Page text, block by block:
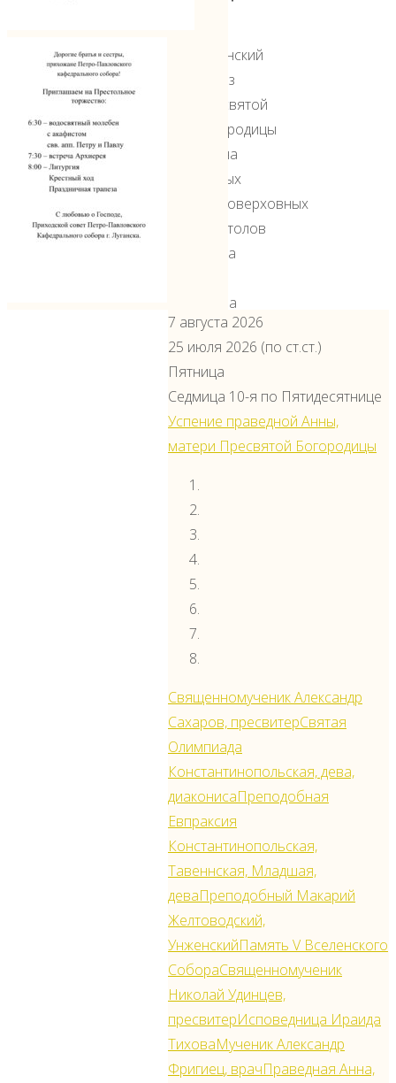
Казанский
образ
Пресвятой
Богородицы
Икона
святых
первоверховных
апостолов
Петра
Павла
с
мощами
Икона
святого
апостола
Андрея
с
мощами
епископа
Тримифунтского,
с
мощами
Икона
святителей
Нектария
Эгинского
и
Луки
Крымского
с
мощами
Икона
святителя
Иоасафа
Белгородского
с
7 августа 2026
25 июля 2026 (по ст.ст.)
Пятница
Седмица 10-я по Пятидесятнице
Успение праведной Анны,
матери Пресвятой Богородицы
Священномученик Александр
Сахаров, пресвитерСвятая
Олимпиада
Константинопольская, дева,
диаконисаПреподобная
Евпраксия
Константинопольская,
Тавеннская, Младшая,
деваПреподобный Макарий
Желтоводский,
УнженскийПамять V Вселенского
СобораСвященномученик
Николай Удинцев,
пресвитерИсповедница Ираида
ТиховаМученик Александр
Фригиец, врачПраведная Анна,